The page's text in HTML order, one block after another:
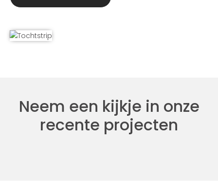
Neem een kijkje in onze
recente projecten